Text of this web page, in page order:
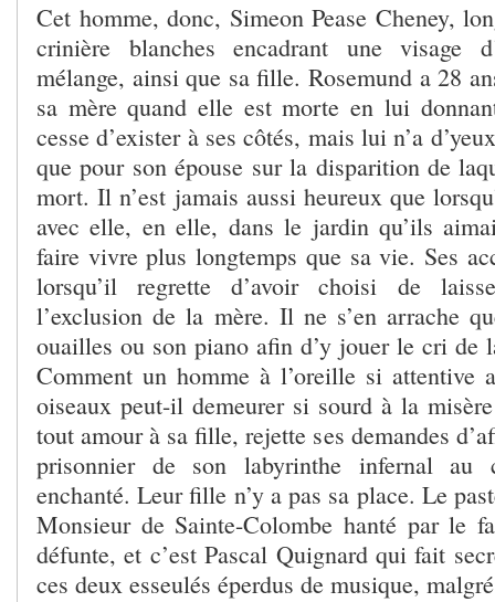
Cet homme, donc, Simeon Pease Cheney,
crinière blanches encadrant une visage
mélange, ainsi que sa fille. Rosemund a 28
sa mère quand elle est morte en lui
cesse d’exister à ses côtés, mais lui n’a
que pour son épouse sur la disparition de
mort. Il n’est jamais aussi heureux que
avec elle, en elle, dans le jardin qu’ils
faire vivre plus longtemps que sa vie. Ses
lorsqu’il regrette d’avoir choisi de
l’exclusion de la mère. Il ne s’en arrache
ouailles ou son piano afin d’y jouer le cri de
Comment un homme à l’oreille si attentive
oiseaux peut-il demeurer si sourd à la
tout amour à sa fille, rejette ses demandes
prisonnier de son labyrinthe infernal
enchanté. Leur fille n’y a pas sa place. Le
Monsieur de Sainte-Colombe hanté par le
défunte, et c’est Pascal Quignard qui fait
ces deux esseulés éperdus de musique,